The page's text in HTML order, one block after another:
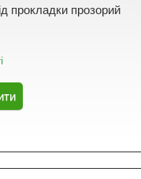
прокладки прозорий